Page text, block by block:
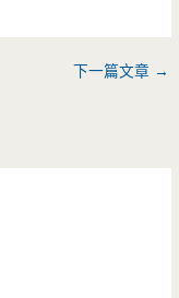
下一篇文章 →